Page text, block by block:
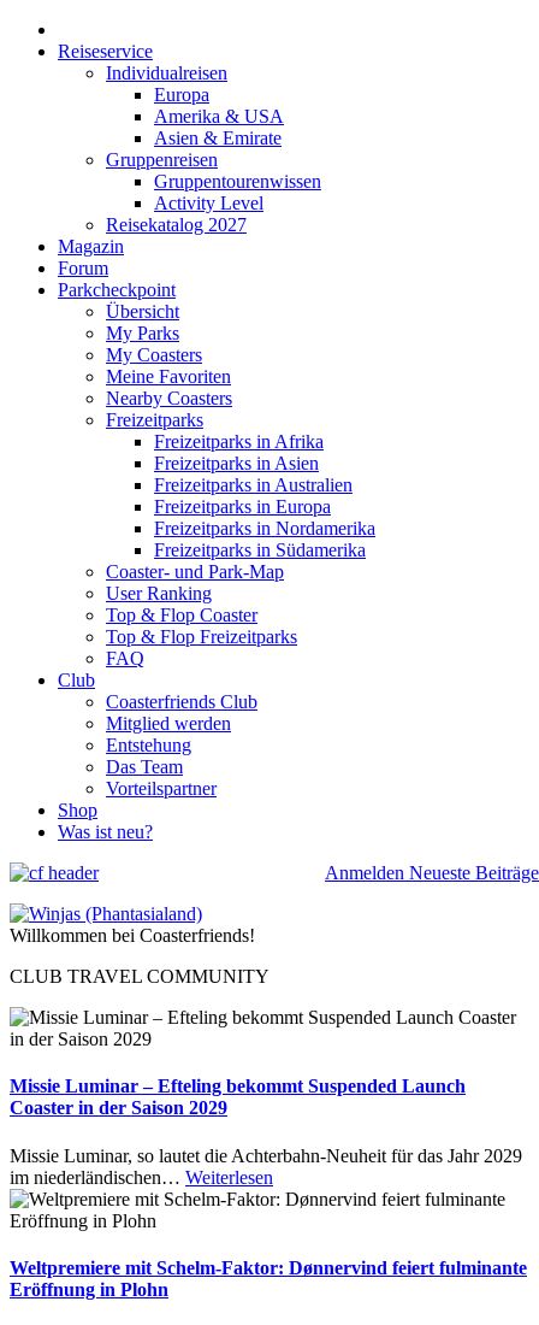
Reiseservice
Individualreisen
Europa
Amerika & USA
Asien & Emirate
Gruppenreisen
Gruppentourenwissen
Activity Level
Reisekatalog 2027
Magazin
Forum
Parkcheckpoint
Übersicht
My Parks
My Coasters
Meine Favoriten
Nearby Coasters
Freizeitparks
Freizeitparks in Afrika
Freizeitparks in Asien
Freizeitparks in Australien
Freizeitparks in Europa
Freizeitparks in Nordamerika
Freizeitparks in Südamerika
Coaster- und Park-Map
User Ranking
Top & Flop Coaster
Top & Flop Freizeitparks
FAQ
Club
Coasterfriends Club
Mitglied werden
Entstehung
Das Team
Vorteilspartner
Shop
Was ist neu?
Anmelden Neueste Beiträge
Willkommen bei Coasterfriends!
CLUB TRAVEL COMMUNITY
Missie Luminar – Efteling bekommt Suspended Launch
Coaster in der Saison 2029
Missie Luminar, so lautet die Achterbahn-Neuheit für das Jahr 2029
im niederländischen… Weiterlesen
Weltpremiere mit Schelm-Faktor: Dønnervind feiert fulminante
Eröffnung in Plohn